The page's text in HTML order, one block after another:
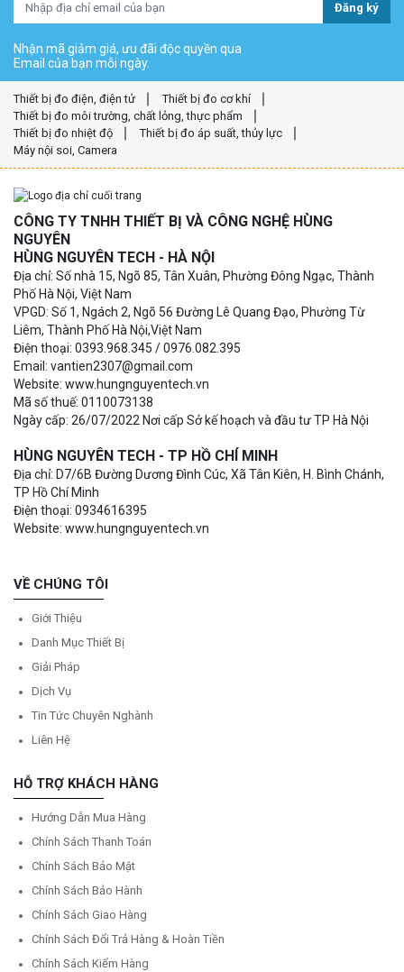
Đăng ký
Nhận mã giảm giá, ưu đãi độc quyền qua
Email của bạn mỗi ngày.
Thiết bị đo điện, điện tử
Thiết bị đo cơ khí
Thiết bị đo môi trường, chất lỏng, thực phẩm
Thiết bị đo nhiệt độ
Thiết bị đo áp suất, thủy lực
Máy nội soi, Camera
CÔNG TY TNHH THIẾT BỊ VÀ CÔNG NGHỆ HÙNG
NGUYÊN
HÙNG NGUYÊN TECH - HÀ NỘI
Địa chỉ: Số nhà 15, Ngõ 85, Tân Xuân, Phường Đông Ngạc, Thành
Phố Hà Nội, Việt Nam
VPGD: Số 1, Ngách 2, Ngõ 56 Đường Lê Quang Đạo, Phường Từ
Liêm, Thành Phố Hà Nội,Việt Nam
Điện thoại: 0393.968.345 / 0976.082.395
Email: vantien2307@gmail.com
Website: www.hungnguyentech.vn
Mã số thuế: 0110073138
Ngày cấp: 26/07/2022 Nơi cấp Sở kế hoạch và đầu tư TP Hà Nội
HÙNG NGUYÊN TECH - TP HỒ CHÍ MINH
Địa chỉ: D7/6B Đường Dương Đình Cúc, Xã Tân Kiên, H. Bình Chánh,
TP Hồ Chí Minh
Điện thoại: 0934616395
Website: www.hungnguyentech.vn
VỀ CHÚNG TÔI
Giới Thiệu
Danh Mục Thiết Bị
Giải Pháp
Dịch Vụ
Tin Tức Chuyên Nghành
Liên Hệ
HỖ TRỢ KHÁCH HÀNG
Hướng Dẫn Mua Hàng
Chính Sách Thanh Toán
Chính Sách Bảo Mật
Chính Sách Bảo Hành
Chính Sách Giao Hàng
Chính Sách Đổi Trả Hàng & Hoàn Tiền
Chính Sách Kiểm Hàng